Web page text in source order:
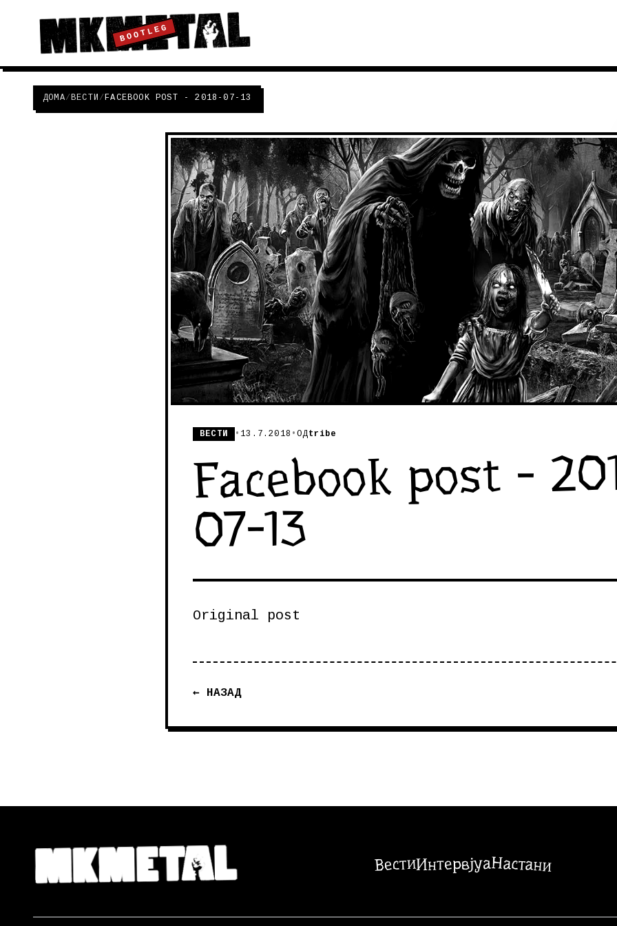
BOOTLEG
ДОМА/ВЕСТИ /FACEBOOK POST - 2018-07-13
ВЕСТИ • 13.7.2018 •ОДtribe
Facebook post -
07-13
Original post
← НАЗАД
ВестиИнтервјуаНастани